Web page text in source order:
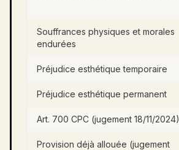
Souffrances physiques et morales
endurées
Préjudice esthétique temporaire
Préjudice esthétique permanent
Art. 700 CPC (jugement 18/11/2024)
Provision déjà allouée (jugement